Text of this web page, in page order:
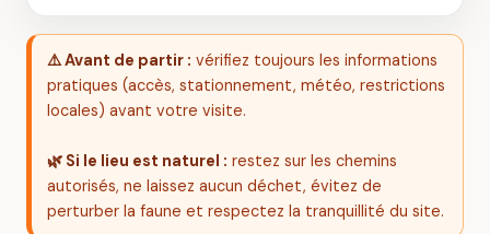
⚠️ Avant de partir : vérifiez toujours les informations
pratiques (accès, stationnement, météo, restrictions
locales) avant votre visite.
🌿 Si le lieu est naturel : restez sur les chemins
autorisés, ne laissez aucun déchet, évitez de
perturber la faune et respectez la tranquillité du site.